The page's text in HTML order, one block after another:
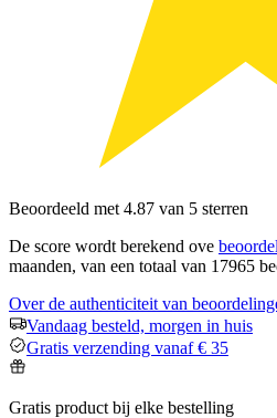
Beoordeeld met 4.87 van 5 sterren
De score wordt berekend ove
maanden, van een totaal van 17965
Over de authenticiteit van
Vandaag besteld, morgen in huis
Gratis verzending vanaf € 35
Gratis product bij elke bestelling